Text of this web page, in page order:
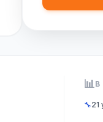
📊В
🔧21